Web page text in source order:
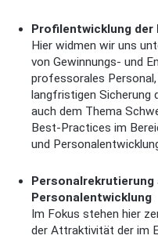
Profilentwicklung der
Hier widmen wir uns
von Gewinnungs- und
professorales
langfristigen Sicherung
auch dem Thema
Best-Practices im
und
Personalentwicklung
Im Fokus stehen hier
der Attraktivität der im